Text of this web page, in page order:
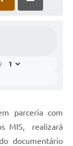
parceria com
MIS, realizará
documentário